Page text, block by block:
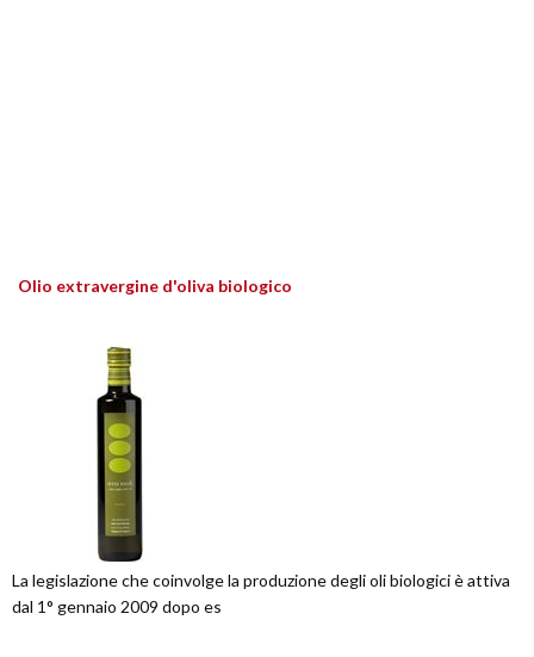
Olio extravergine d'oliva biologico
La legislazione che coinvolge la produzione degli oli biologici è attiva
dal 1° gennaio 2009 dopo es